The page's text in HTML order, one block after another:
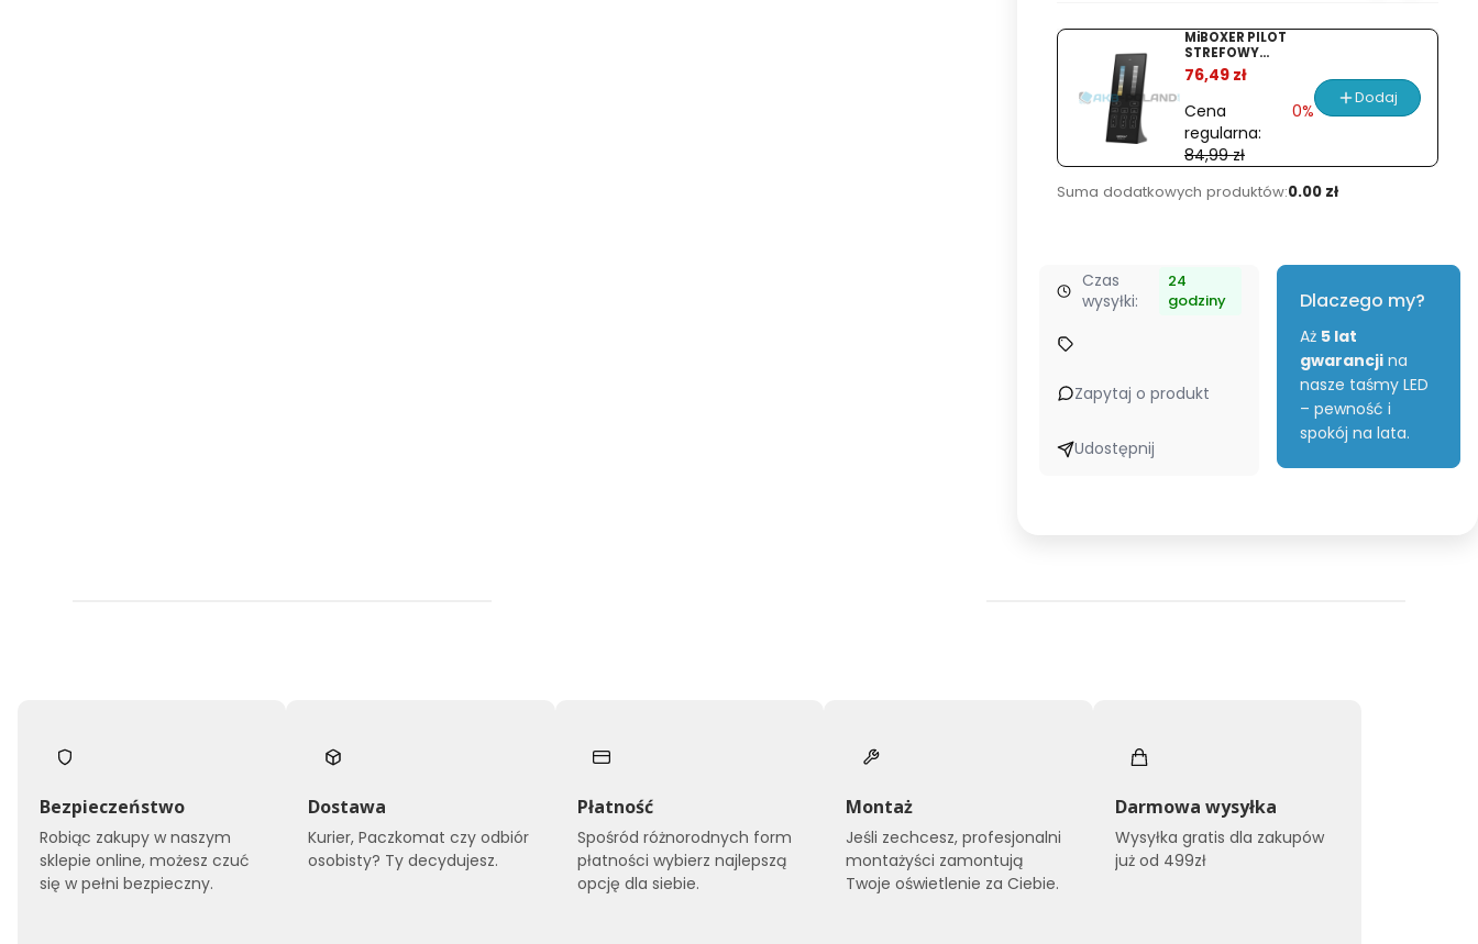
2m
taśma
dwustronna
|
MiBOXER PILOT
STREFOWY
PIONOWY MONO
CCT CZARNY Y2
76,49 zł
Cena
regularna:
84,99 zł
0%
Dodaj
Suma dodatkowych produktów:0.00 zł
Czas
wysyłki:
24
godziny
Zapytaj o produkt
Udostępnij
Dlaczego my?
Aż 5 lat
gwarancjina
nasze taśmy LED
– pewność i
spokój na lata.
Bezpieczeństwo
Robiąc zakupy w naszym
sklepie online, możesz czuć
się w pełni bezpieczny.
Dostawa
Kurier, Paczkomat czy odbiór
osobisty? Ty decydujesz.
Płatność
Spośród różnorodnych form
płatności wybierz najlepszą
opcję dla siebie.
Montaż
Jeśli zechcesz, profesjonalni
montażyści zamontują
Twoje oświetlenie za Ciebie.
Darmowa wysyłka
Wysyłka gratis dla zakupów
już od 499zł